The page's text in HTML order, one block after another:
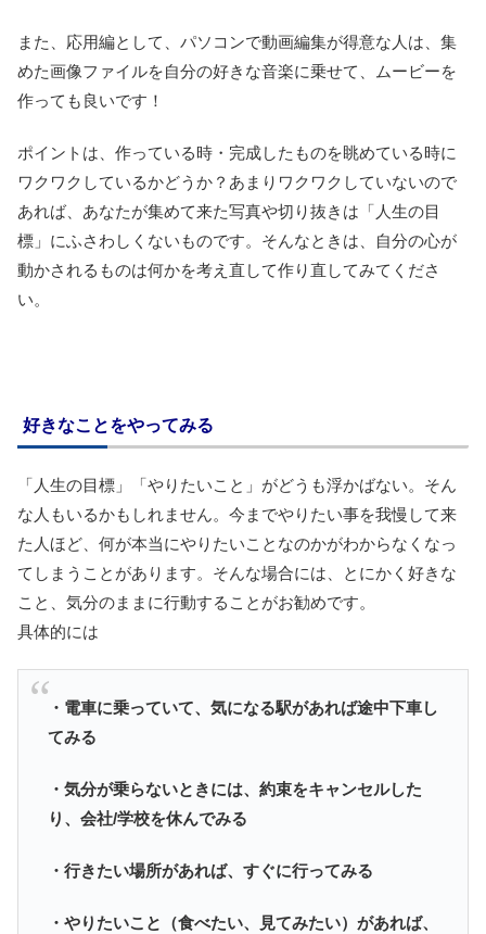
また、応用編として、パソコンで動画編集が得意な人は、集
めた画像ファイルを自分の好きな音楽に乗せて、ムービーを
作っても良いです！
ポイントは、作っている時・完成したものを眺めている時に
ワクワクしているかどうか？あまりワクワクしていないので
あれば、あなたが集めて来た写真や切り抜きは「人生の目
標」にふさわしくないものです。そんなときは、自分の心が
動かされるものは何かを考え直して作り直してみてくださ
い。
好きなことをやってみる
「人生の目標」「やりたいこと」がどうも浮かばない。そん
な人もいるかもしれません。今までやりたい事を我慢して来
た人ほど、何が本当にやりたいことなのかがわからなくなっ
てしまうことがあります。そんな場合には、とにかく好きな
こと、気分のままに行動することがお勧めです。
具体的には
・電車に乗っていて、気になる駅があれば途中下車し
てみる
・気分が乗らないときには、約束をキャンセルした
り、会社/学校を休んでみる
・行きたい場所があれば、すぐに行ってみる
・やりたいこと（食べたい、見てみたい）があれば、